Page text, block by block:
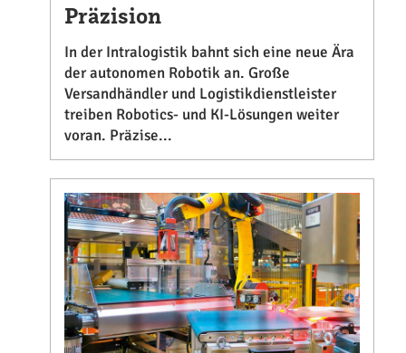
Präzision
In der Intralogistik bahnt sich eine neue Ära
der autonomen Robotik an. Große
Versandhändler und Logistikdienstleister
treiben Robotics- und KI-Lösungen weiter
voran. Präzise...